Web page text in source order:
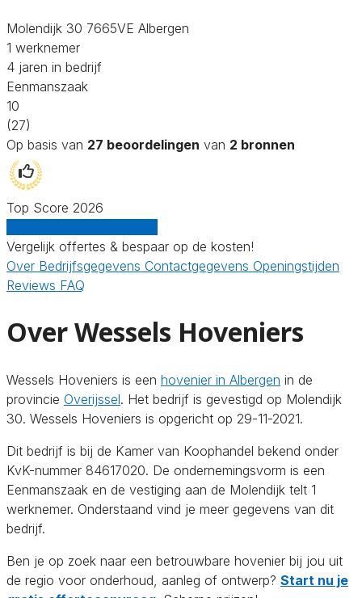
Molendijk 30 7665VE Albergen
1 werknemer
4 jaren in bedrijf
Eenmanszaak
10
(27)
Op basis van 27 beoordelingen van 2 bronnen
Top Score 2026
Vergelijk offertes & bespaar op de kosten!
Over Bedrijfsgegevens Contactgegevens Openingstijden
Reviews FAQ
Over Wessels Hoveniers
Wessels Hoveniers is een hovenier in Albergen in de
provincie Overijssel. Het bedrijf is gevestigd op Molendijk
30. Wessels Hoveniers is opgericht op 29-11-2021.
Dit bedrijf is bij de Kamer van Koophandel bekend onder
KvK-nummer 84617020. De ondernemingsvorm is een
Eenmanszaak en de vestiging aan de Molendijk telt 1
werknemer. Onderstaand vind je meer gegevens van dit
bedrijf.
Ben je op zoek naar een betrouwbare hovenier bij jou uit
de regio voor onderhoud, aanleg of ontwerp? Start nu je